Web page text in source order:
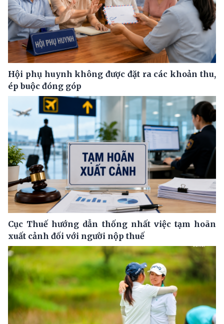
Hội phụ huynh không được đặt ra các khoản thu,
ép buộc đóng góp
Cục Thuế hướng dẫn thống nhất việc tạm hoãn
xuất cảnh đối với người nộp thuế